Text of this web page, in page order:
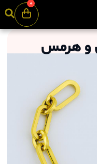
و هرمس